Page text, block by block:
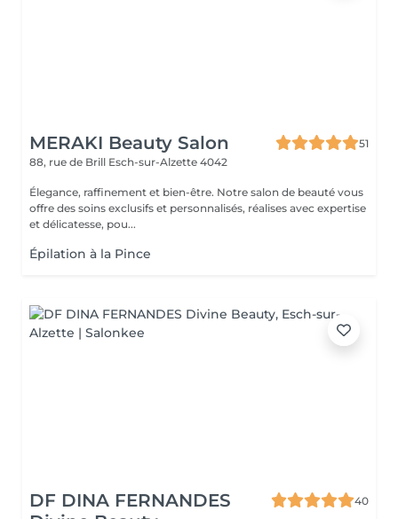
MERAKI Beauty Salon
51
88, rue de Brill Esch-sur-Alzette 4042
Élegance, raffinement et bien-être. Notre salon de beauté vous
offre des soins exclusifs et personnalisés, réalises avec expertise
et délicatesse, pou...
Épilation à la Pince
DF DINA FERNANDES
40